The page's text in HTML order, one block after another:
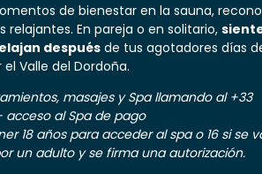
de bienestar en la sauna,
relajantes. En pareja o en solitario,
despuésde tus agotadores días
Valle del Dordoña.
masajes y Spa llamando al +33
acceso al Spa de pago
18 años para acceder al spa o 16 si se
un adulto y se firma una autorización.